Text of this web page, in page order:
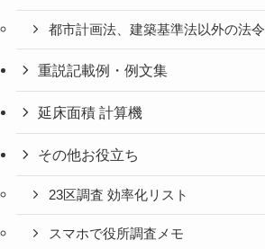
都市計画法、建築基準法以外の法令
重説記載例・例文集
延床面積 計算機
その他お役立ち
23区調査 効率化リスト
スマホで役所調査メモ